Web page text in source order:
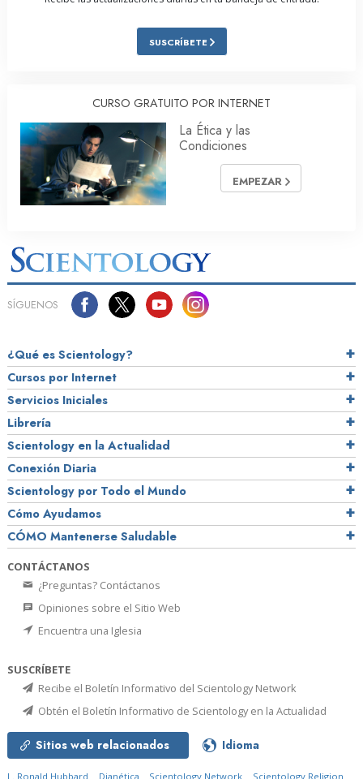
SUSCRÍBETE
CURSO GRATUITO POR INTERNET
La Ética y las
Condiciones
EMPEZAR
SÍGUENOS
¿Qué es Scientology?
Cursos por Internet
Servicios Iniciales
Librería
Scientology en la Actualidad
Conexión Diaria
Scientology por Todo el Mundo
Cómo Ayudamos
CÓMO Mantenerse Saludable
CONTÁCTANOS
¿Preguntas? Contáctanos
Opiniones sobre el Sitio Web
Encuentra una Iglesia
SUSCRÍBETE
Recibe el Boletín Informativo del Scientology Network
Obtén el Boletín Informativo de Scientology en la Actualidad
Sitios web relacionados Idioma
L. Ronald Hubbard Dianética Scientology Network Scientology Religion